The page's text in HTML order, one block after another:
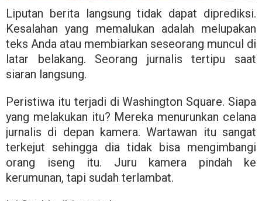
Liputan berita langsung tidak dapat diprediksi.
Kesalahan yang memalukan adalah melupakan
teks Anda atau membiarkan seseorang muncul di
latar belakang. Seorang jurnalis tertipu saat
siaran langsung.
Peristiwa itu terjadi di Washington Square. Siapa
yang melakukan itu? Mereka menurunkan celana
jurnalis di depan kamera. Wartawan itu sangat
terkejut sehingga dia tidak bisa mengimbangi
orang iseng itu. Juru kamera pindah ke
kerumunan, tapi sudah terlambat.